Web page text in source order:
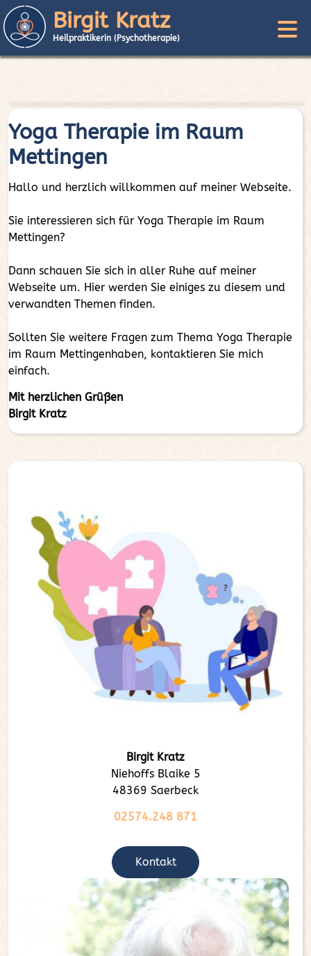
Birgit Kratz
Heilpraktikerin (Psychotherapie)
Yoga Therapie im Raum
Mettingen
Hallo und herzlich willkommen auf meiner Webseite.
Sie interessieren sich für Yoga Therapie im Raum
Mettingen?
Dann schauen Sie sich in aller Ruhe auf meiner
Webseite um. Hier werden Sie einiges zu diesem und
verwandten Themen finden.
Sollten Sie weitere Fragen zum Thema Yoga Therapie
im Raum Mettingenhaben, kontaktieren Sie mich
einfach.
Mit herzlichen Grüßen
Birgit Kratz
Birgit Kratz
Niehoffs Blaike 5
48369 Saerbeck
02574.248 871
Kontakt